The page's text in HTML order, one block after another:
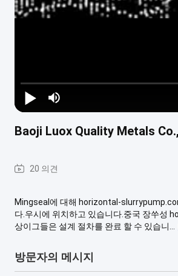
Baoji Luox Quality Metals
20 의견
Mingseal에 대해 horizontal-
다.우시에 위치하고 있습니다.중국 장쑤성
상이그들은 설계 절차를 완료 할 수 있습니...
방문자의 메시지